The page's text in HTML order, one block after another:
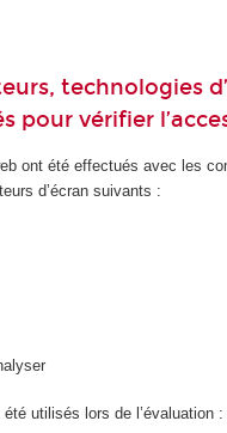
technologies
pour vérifier
ont été effectués avec les
d’écran suivants :
utilisés lors de l’évaluation :